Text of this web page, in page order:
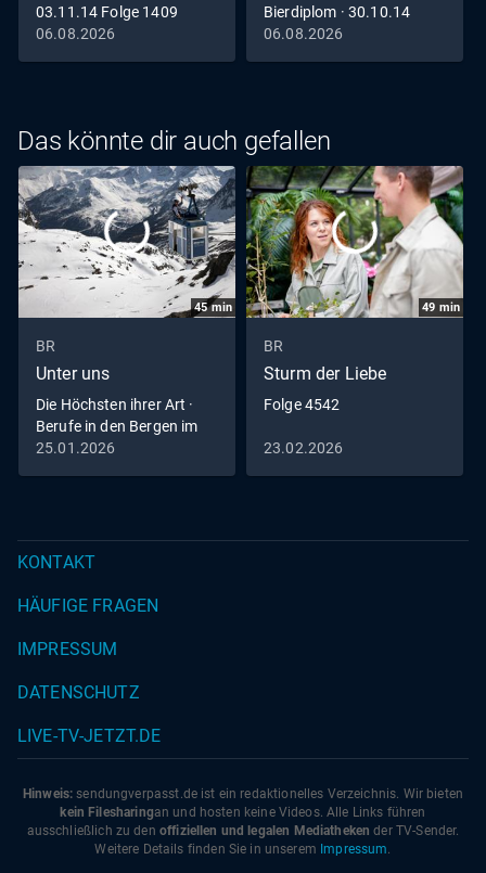
03.11.14 Folge 1409
06.08.2026
Bierdiplom · 30.10.14
Folge 1408
06.08.2026
Das könnte dir auch gefallen
45min
BR
Unter uns
Die Höchsten ihrer Art ·
Berufe in den Bergen im
Winter
25.01.2026
49 min
BR
Sturm der Liebe
Folge 4542
23.02.2026
KONTAKT
HÄUFIGE FRAGEN
IMPRESSUM
DATENSCHUTZ
LIVE-TV-JETZT.DE
Hinweis: sendungverpasst.de ist ein redaktionelles Verzeichnis. Wir bieten
kein Filesharingan und hosten keine Videos. Alle Links führen
ausschließlich zu den offiziellen und legalen Mediatheken der TV-Sender.
Weitere Details finden Sie in unserem Impressum.